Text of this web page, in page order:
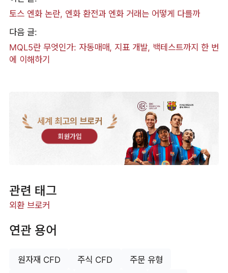
토스 엔화 논란, 엔화 환전과 엔화 거래는 어떻게 다를까
다음 글:
MQL5란 무엇인가: 자동매매, 지표 개발, 백테스트까지 한 번
에 이해하기
세계 최고의 브로커
회원가입
관련 태그
외환 브로커
연관 용어
원자재 CFD 주식 CFD 주문 유형